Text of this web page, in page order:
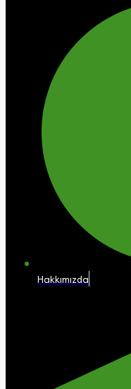
Hakkımızda